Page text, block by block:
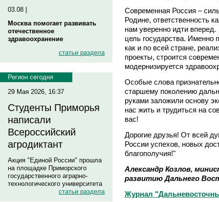
03.08 |
Москва помогает развивать
отечественное
здравоохранение
статьи раздела
Регион сегодня
29 Мая 2026, 16:37
Студенты Приморья
написали
Всероссийский
агродиктант
Акция "Единой России" прошла
на площадке Приморского
государственного аграрно-
технологического университета
статьи раздела
Современная Россия –
Родине, ответственность
нам уверенно идти
цель государства. Именно
как и по всей стране,
проекты, строится
модернизируется
Особые слова
старшему поколению
руками заложили основу
нас жить и трудиться на
вас!
Дорогие друзья! От всей
России успехов, новых
благополучия!"
Александр Козлов,
развитию Дальнего
Журнал